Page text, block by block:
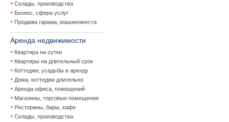
Склады, производства
Бизнес, сфера услуг
Продажа гаража, машиноместа
Аренда недвижимости
Квартира на сутки
Квартиры на длительный срок
Коттеджи, усадьбы в аренду
Дома, коттеджи длительно
Аренда офиса, помещений
Магазины, торговые помещения
Рестораны, бары, кафе
Склады, производства